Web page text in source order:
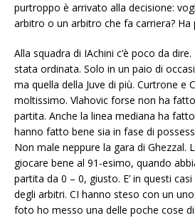
purtroppo è arrivato alla decisione:
arbitro o un arbitro che fa carriera? Ha
Alla squadra di IAchini c’è poco da
stata ordinata. Solo in un paio di
ma quella della Juve di più. Curtrone e
moltissimo. Vlahovic forse non ha
partita. Anche la linea mediana ha
hanno fatto bene sia in fase di
Non male neppure la gara di Ghezzal.
giocare bene al 91-esimo, quando
partita da 0 – 0, giusto. E’ in questi
degli arbitri. CI hanno steso con un
foto ho messo una delle poche cose